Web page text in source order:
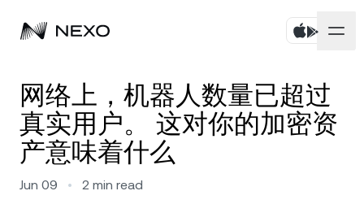
购买资产
Flexible Savings
商业
市场
网络上，机器人数量已超过
真实用户。 这对你的加密资
产意味着什么
Jun 09 • 2 min read